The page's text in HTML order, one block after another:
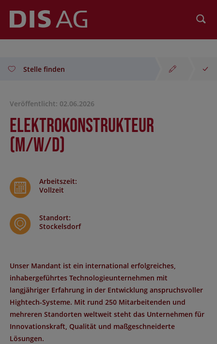
Stelle finden
Veröffentlicht: 02.06.2026
Elektrokonstrukteur
(m/w/d)
Arbeitszeit:
Vollzeit
Standort:
Stockelsdorf
Unser Mandant ist ein international erfolgreiches,
inhabergeführtes Technologieunternehmen mit
langjähriger Erfahrung in der Entwicklung anspruchsvoller
Hightech-Systeme. Mit rund 250 Mitarbeitenden und
mehreren Standorten weltweit steht das Unternehmen für
Innovationskraft, Qualität und maßgeschneiderte
Lösungen.